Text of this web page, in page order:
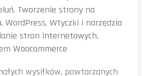
, Tworzenie strony na
,WordPress,Wtyczki i narzędzia
stron internetowych,
Woocommerce
wysiłków, powtarzanych